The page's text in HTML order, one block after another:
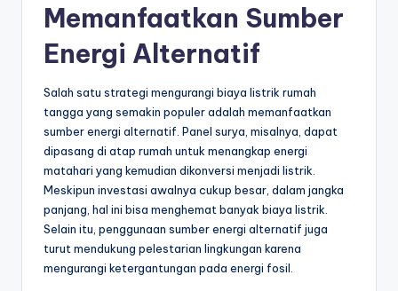
Memanfaatkan Sumber
Energi Alternatif
Salah satu strategi mengurangi biaya listrik rumah
tangga yang semakin populer adalah memanfaatkan
sumber energi alternatif. Panel surya, misalnya, dapat
dipasang di atap rumah untuk menangkap energi
matahari yang kemudian dikonversi menjadi listrik.
Meskipun investasi awalnya cukup besar, dalam jangka
panjang, hal ini bisa menghemat banyak biaya listrik.
Selain itu, penggunaan sumber energi alternatif juga
turut mendukung pelestarian lingkungan karena
mengurangi ketergantungan pada energi fosil.